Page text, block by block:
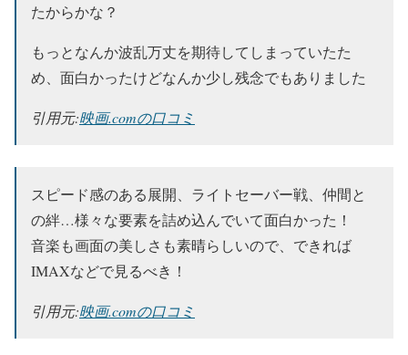
たからかな？
もっとなんか波乱万丈を期待してしまっていたた
め、面白かったけどなんか少し残念でもありました
引用元:映画.comの口コミ
スピード感のある展開、ライトセーバー戦、仲間と
の絆…様々な要素を詰め込んでいて面白かった！
音楽も画面の美しさも素晴らしいので、できれば
IMAXなどで見るべき！
引用元:映画.comの口コミ